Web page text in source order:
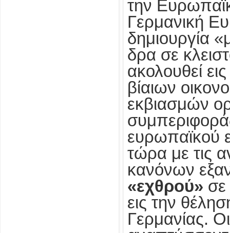
την
Γερμανική
δημιουργία
δρα σε
ακολουθεί
βίαιων
εκβιασμών
ευρωπαϊκού
τώρα με τις
κανόνων
«εχθρού»
εις την
Γερμανίας.